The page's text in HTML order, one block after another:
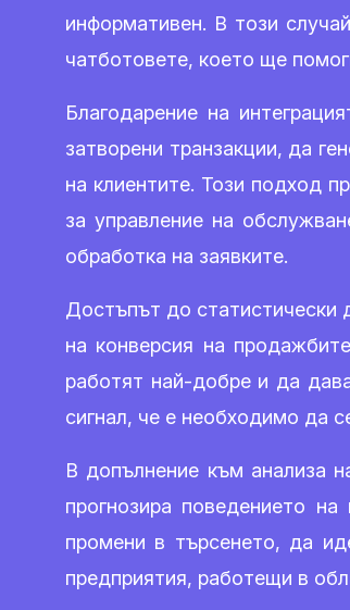
информативен. В този
чатботовете, което ще
Благодарение на
затворени транзакции, да
на клиентите. Този подход
за управление на
обработка на заявките.
Достъпът до статистически
на конверсия на
работят най-добре и да
сигнал, че е необходимо да
В допълнение към анализа
прогнозира поведението
промени в търсенето, да
предприятия, работещи в